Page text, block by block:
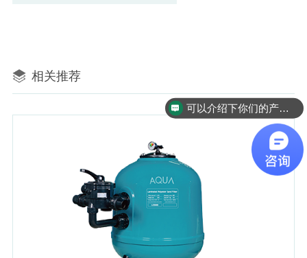
相关推荐
你们是怎么收费的呢